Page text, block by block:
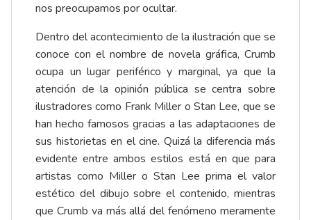
nos preocupamos por ocultar.
Dentro del acontecimiento de la ilustración que se
conoce con el nombre de novela gráfica, Crumb
ocupa un lugar periférico y marginal, ya que la
atención de la opinión pública se centra sobre
ilustradores como Frank Miller o Stan Lee, que se
han hecho famosos gracias a las adaptaciones de
sus historietas en el cine. Quizá la diferencia más
evidente entre ambos estilos está en que para
artistas como Miller o Stan Lee prima el valor
estético del dibujo sobre el contenido, mientras
que Crumb va más allá del fenómeno meramente